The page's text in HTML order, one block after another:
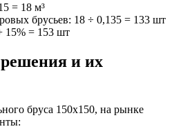
= 18 м³
брусьев: 18 ÷ 0,135 = 133 шт
15% = 153 шт
и их
бруса 150х150, на рынке